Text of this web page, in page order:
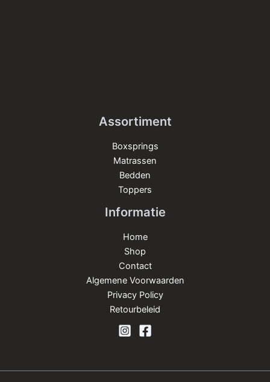
Assortiment
Boxsprings
Matrassen
Bedden
Toppers
Informatie
Home
Shop
Contact
Algemene Voorwaarden
Privacy Policy
Retourbeleid